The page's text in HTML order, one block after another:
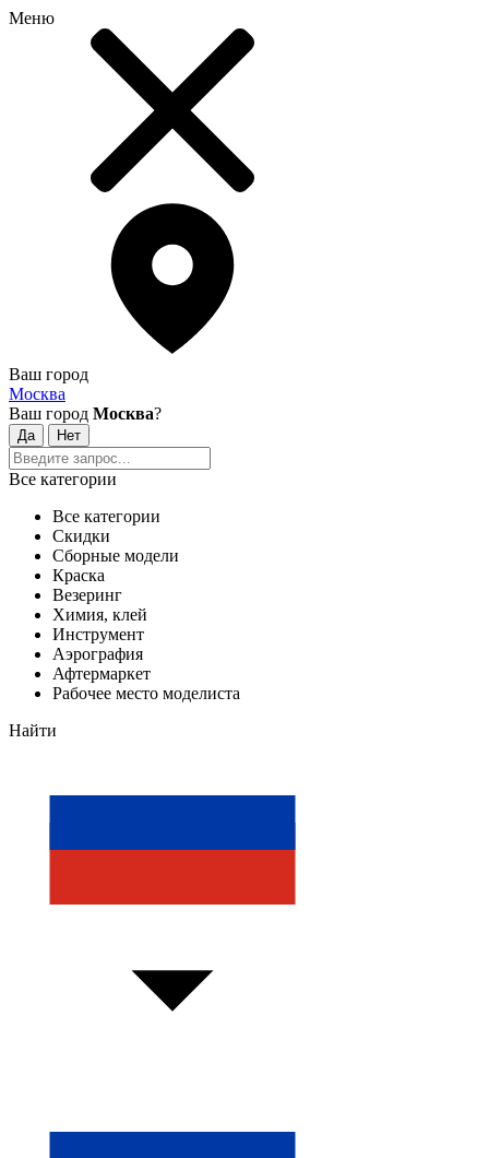
Меню
Ваш город
Москва
Ваш город Москва?
Все категории
Все категории
Скидки
Сборные модели
Краска
Везеринг
Химия, клей
Инструмент
Аэрография
Афтермаркет
Рабочее место моделиста
Найти